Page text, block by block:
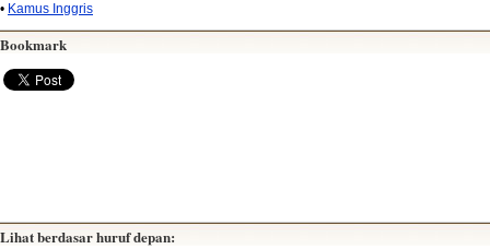
• Kamus Inggris
Bookmark
Lihat berdasar huruf depan: